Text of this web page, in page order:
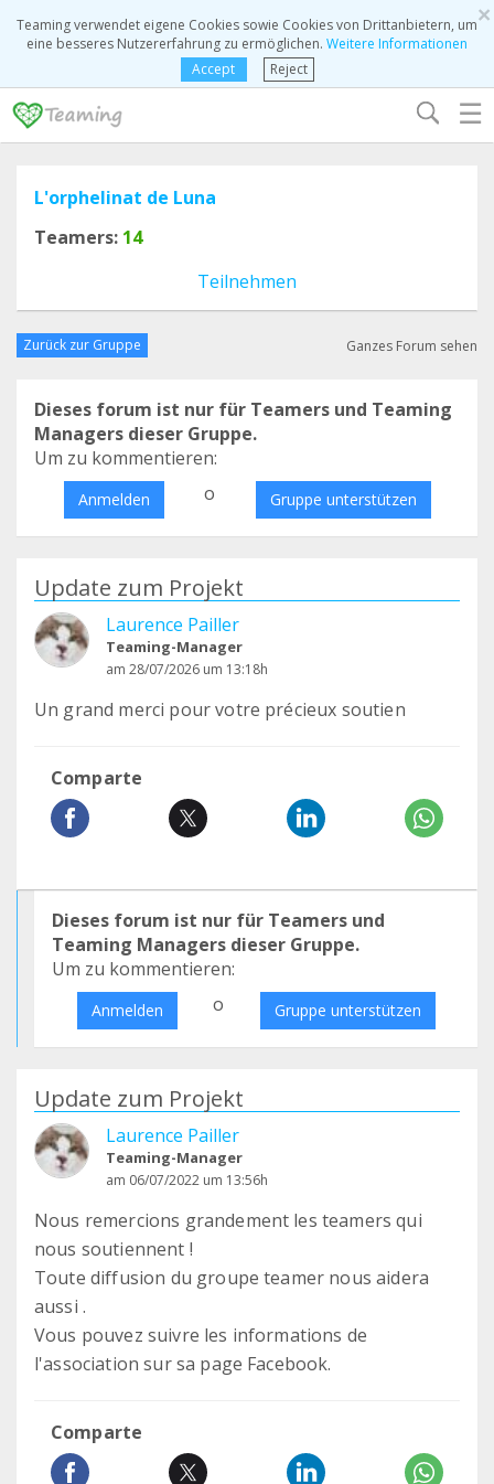
×
Teaming verwendet eigene Cookies sowie Cookies von Drittanbietern, um
eine besseres Nutzererfahrung zu ermöglichen. Weitere Informationen
Accept
Reject
☰
L'orphelinat de Luna
Teamers: 14
Teilnehmen
Zurück zur Gruppe Ganzes Forum sehen
Dieses forum ist nur für Teamers und Teaming
Managers dieser Gruppe.
Um zu kommentieren:
Anmelden o Gruppe unterstützen
Update zum Projekt
Laurence Pailler
Teaming-Manager
am 28/07/2026 um 13:18h
Un grand merci pour votre précieux soutien
Comparte
Dieses forum ist nur für Teamers und
Teaming Managers dieser Gruppe.
Um zu kommentieren:
Anmelden o Gruppe unterstützen
Update zum Projekt
Laurence Pailler
Teaming-Manager
am 06/07/2022 um 13:56h
Nous remercions grandement les teamers qui
nous soutiennent !
Toute diffusion du groupe teamer nous aidera
aussi .
Vous pouvez suivre les informations de
l'association sur sa page Facebook.
Comparte